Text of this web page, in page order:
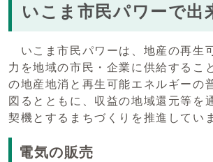
いこま市民パワーで出
いこま市民パワーは、地産の再生
力を地域の市民・企業に供給するこ
の地産地消と再生可能エネルギーの
図るとともに、収益の地域還元等を
契機とするまちづくりを推進してい
電気の販売